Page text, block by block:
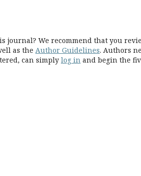
journal? We recommend that you
as the Author Guidelines. Authors
can simply log in and begin the